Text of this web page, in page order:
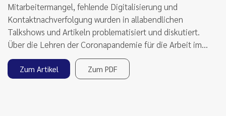
Mitarbeitermangel, fehlende Digitalisierung und
Kontaktnachverfolgung wurden in allabendlichen
Talkshows und Artikeln problematisiert und diskutiert.
Über die Lehren der Coronapandemie für die Arbeit im…
Zum Artikel Zum PDF